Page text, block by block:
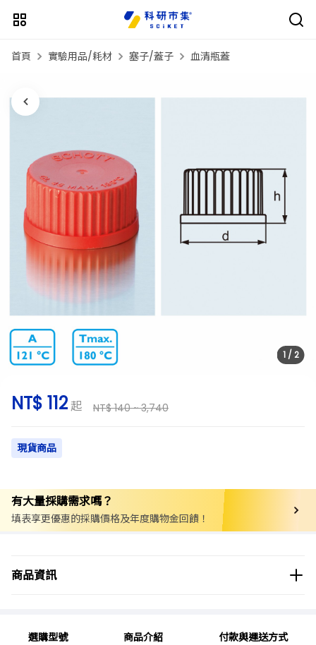
首頁 實驗用品/耗材 塞子/蓋子 血清瓶蓋
1/ 2
NT$ 112起 NT$ 140 ~ 3,740
現貨商品
有大量採購需求嗎？
填表享更優惠的採購價格及年度購物金回饋！
商品資訊
商品分類
選購型號 商品介紹 付款與運送方式